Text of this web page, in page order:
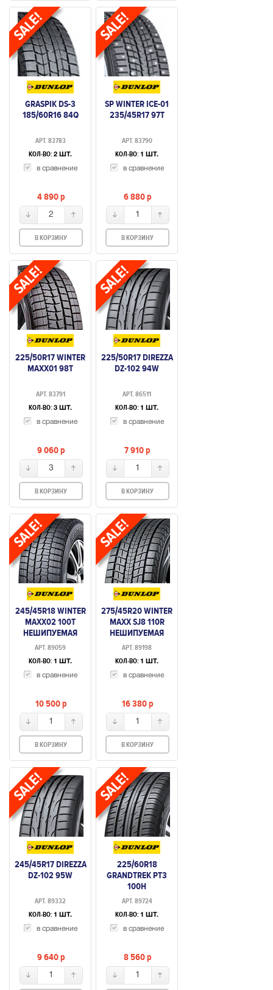
GRASPIK DS-3
185/60R16 84Q
АРТ. 83783
КОЛ-ВО: 2 ШТ.
в сравнение
4 890p
2
В КОРЗИНУ
SP WINTER ICE-01
235/45R17 97T
АРТ. 83790
КОЛ-ВО: 1 ШТ.
в сравнение
6 880p
1
В КОРЗИНУ
225/50R17 WINTER
MAXX01 98T
АРТ. 83791
КОЛ-ВО: 3 ШТ.
в сравнение
9 060p
3
В КОРЗИНУ
225/50R17 DIREZZA
DZ-102 94W
АРТ. 86511
КОЛ-ВО: 1 ШТ.
в сравнение
7 910p
1
В КОРЗИНУ
245/45R18 WINTER
MAXX02 100T
НЕШИПУЕМАЯ
АРТ. 89059
КОЛ-ВО: 1 ШТ.
в сравнение
10 500p
1
В КОРЗИНУ
275/45R20 WINTER
MAXX SJ8 110R
НЕШИПУЕМАЯ
АРТ. 89198
КОЛ-ВО: 1 ШТ.
в сравнение
16 380p
1
В КОРЗИНУ
245/45R17 DIREZZA
DZ-102 95W
АРТ. 89332
КОЛ-ВО: 1 ШТ.
в сравнение
9 640p
1
225/60R18
GRANDTREK PT3
100H
АРТ. 89724
КОЛ-ВО: 1 ШТ.
в сравнение
8 560p
1